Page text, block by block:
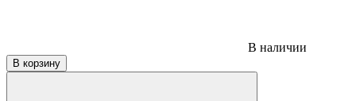
В наличии
В корзину